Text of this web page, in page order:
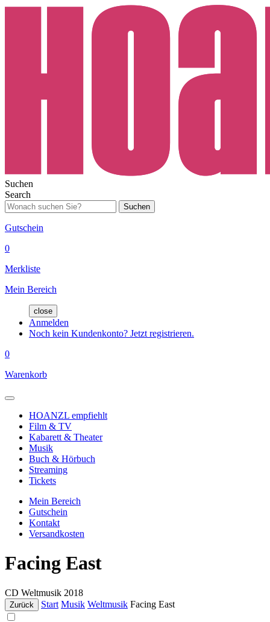
Suchen
Search
Suchen
Gutschein
0
Merkliste
Mein Bereich
close
Anmelden
Noch kein Kundenkonto? Jetzt registrieren.
0
Warenkorb
HOANZL empfiehlt
Film & TV
Kabarett & Theater
Musik
Buch & Hörbuch
Streaming
Tickets
Mein Bereich
Gutschein
Kontakt
Versandkosten
Facing East
CD Weltmusik 2018
Zurück Start Musik Weltmusik Facing East